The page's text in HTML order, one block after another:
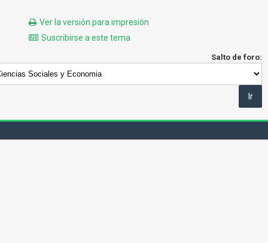
Ver la versión para impresión
Suscribirse a este tema
Salto de foro: